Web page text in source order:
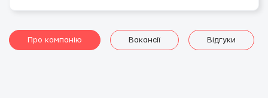
Про компанію Вакансії Відгуки